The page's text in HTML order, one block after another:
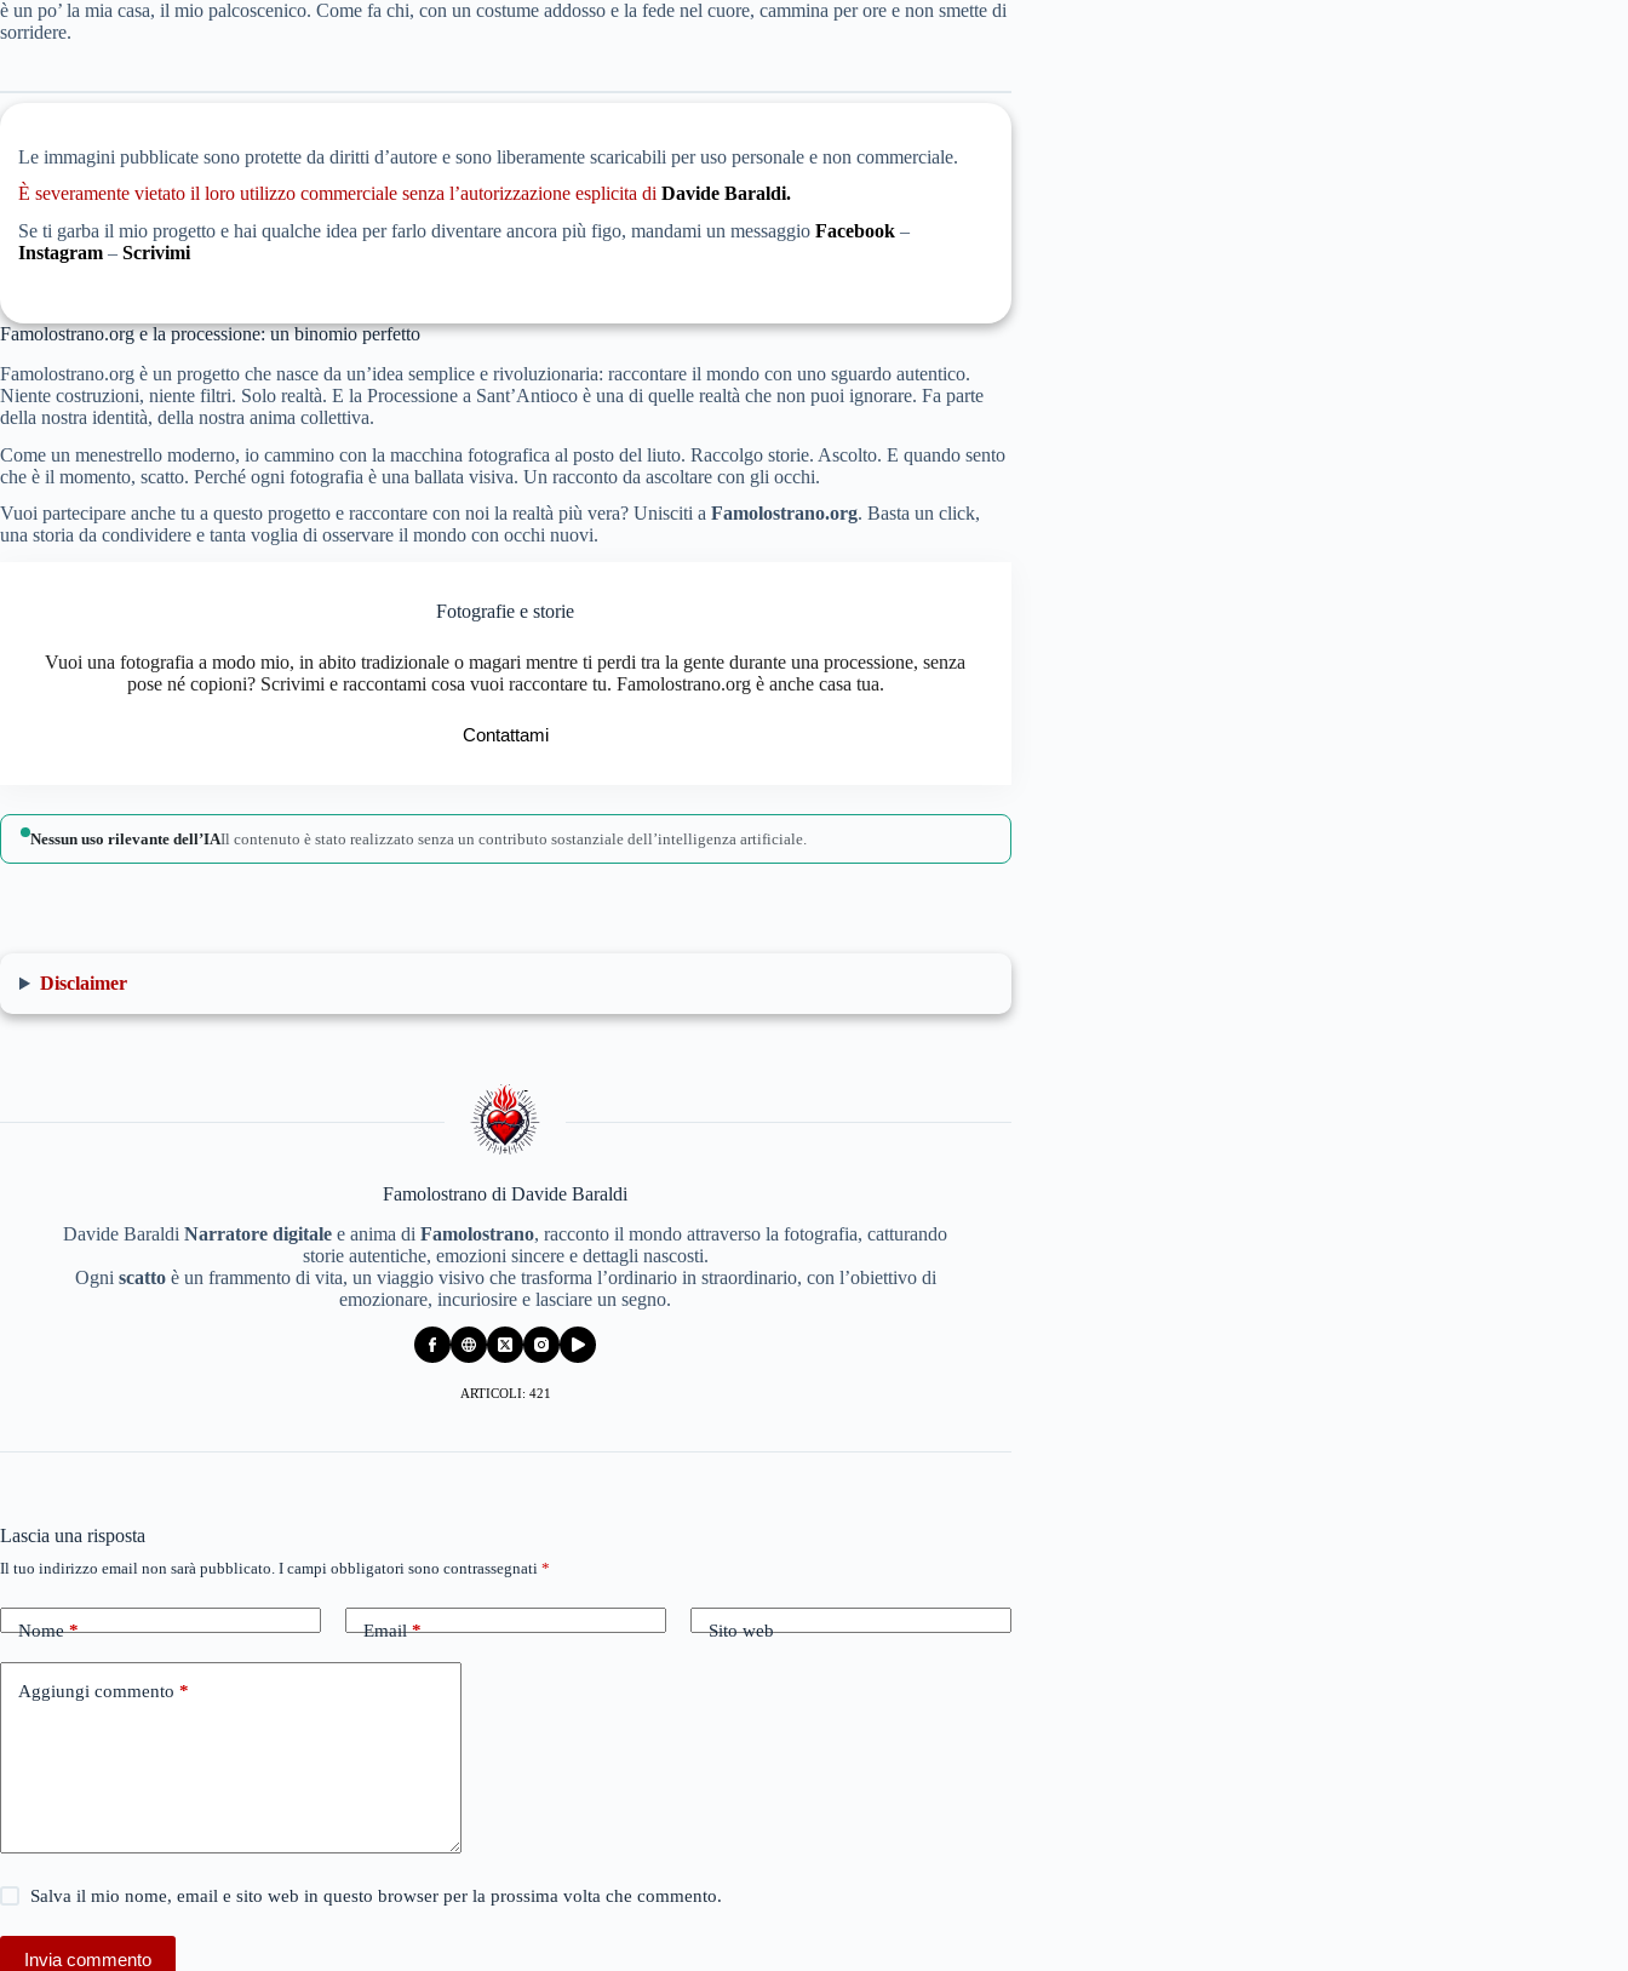
è un po’ la mia casa, il mio palcoscenico. Come fa chi, con un costume addosso e la fede nel cuore, cammina per ore e non smette di
sorridere.
Le immagini pubblicate sono protette da diritti d’autore e sono liberamente scaricabili per uso personale e non commerciale.
È severamente vietato il loro utilizzo commerciale senza l’autorizzazione esplicita di Davide Baraldi.
Se ti garba il mio progetto e hai qualche idea per farlo diventare ancora più figo, mandami un messaggio Facebook –
Instagram – Scrivimi
Famolostrano.org e la processione: un binomio perfetto
Famolostrano.org è un progetto che nasce da un’idea semplice e rivoluzionaria: raccontare il mondo con uno sguardo autentico.
Niente costruzioni, niente filtri. Solo realtà. E la Processione a Sant’Antioco è una di quelle realtà che non puoi ignorare. Fa parte
della nostra identità, della nostra anima collettiva.
Come un menestrello moderno, io cammino con la macchina fotografica al posto del liuto. Raccolgo storie. Ascolto. E quando sento
che è il momento, scatto. Perché ogni fotografia è una ballata visiva. Un racconto da ascoltare con gli occhi.
Vuoi partecipare anche tu a questo progetto e raccontare con noi la realtà più vera? Unisciti a Famolostrano.org. Basta un click,
una storia da condividere e tanta voglia di osservare il mondo con occhi nuovi.
Fotografie e storie
Vuoi una fotografia a modo mio, in abito tradizionale o magari mentre ti perdi tra la gente durante una processione, senza
pose né copioni? Scrivimi e raccontami cosa vuoi raccontare tu. Famolostrano.org è anche casa tua.
Contattami
Nessun uso rilevante dell’IAIl contenuto è stato realizzato senza un contributo sostanziale dell’intelligenza artificiale.
Disclaimer
Famolostrano di Davide Baraldi
Davide BaraldiNarratore digitale e anima diFamolostrano, racconto il mondo attraverso la fotografia, catturando
storie autentiche, emozioni sincere e dettagli nascosti.
Ogni scattoè un frammento di vita, un viaggio visivo che trasforma l’ordinario in straordinario, con l’obiettivo di
emozionare, incuriosire e lasciare un segno.
ARTICOLI: 421
Lascia una risposta
Il tuo indirizzo email non sarà pubblicato. I campi obbligatori sono contrassegnati *
Nome* Email* Sito web
Aggiungi commento *
Salva il mio nome, email e sito web in questo browser per la prossima volta che commento.
Invia commento